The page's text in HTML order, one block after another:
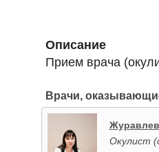
Описание
Прием врача
Врачи,
Окулист